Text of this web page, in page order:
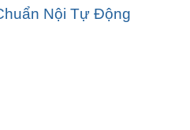
Nội Tự Động